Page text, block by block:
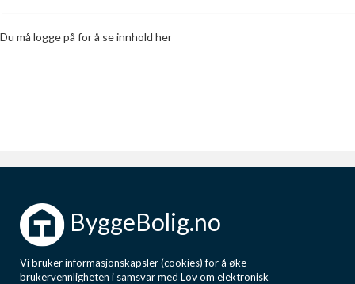
Boligmappa+
Få mer ut av Boligmappa
Du må logge på for å se innhold her
ByggeBolig.no
Vi bruker informasjonskapsler (cookies) for å øke
brukervennligheten i samsvar med Lov om elektronisk